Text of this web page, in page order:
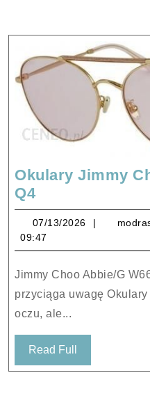
Okulary Jimmy
Q4Okulary
Jimmy
Choo
Abbie/G
Q4
07/13/2026 07/13/
09:47
Jimmy Choo Abbie/G W66 Q4 — styl, który od razu
przyciąga uwagę
oczu, ale...
Read Full
Full